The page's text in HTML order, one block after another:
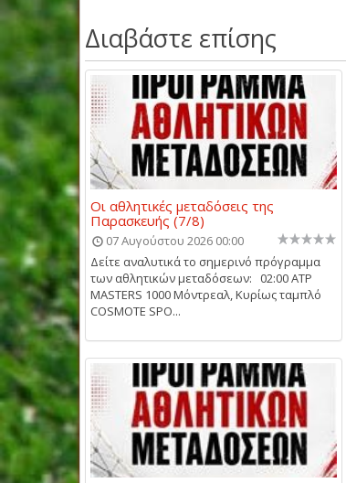
Διαβάστε επίσης
Οι αθλητικές μεταδόσεις της
Παρασκευής (7/8)
07 Αυγούστου 2026 00:00
Δείτε αναλυτικά το σημερινό πρόγραμμα
των αθλητικών μεταδόσεων: 02:00 ATP
MASTERS 1000 Μόντρεαλ, Κυρίως ταμπλό
COSMOTE SPO...